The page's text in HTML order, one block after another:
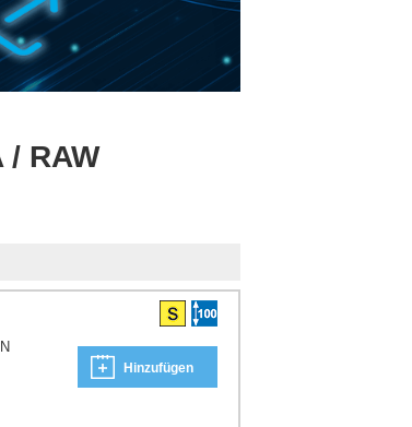
RAW
Hinzufügen